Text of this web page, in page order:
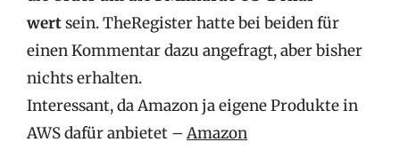
wertsein. TheRegister hatte bei beiden für
einen Kommentar dazu angefragt, aber bisher
nichts erhalten.
Interessant, da Amazon ja eigene Produkte in
AWS dafür anbietet – Amazon